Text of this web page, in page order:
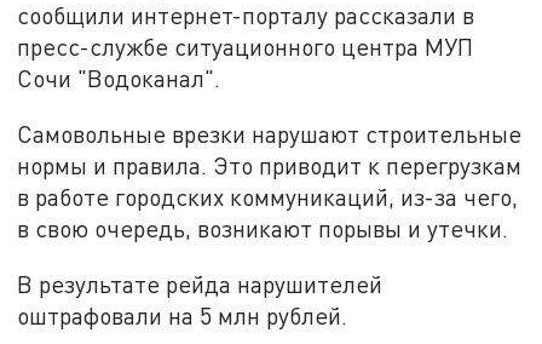
сообщили интернет-порталу рассказали в
пресс-службе ситуационного центра МУП
Сочи "Водоканал".
Самовольные врезки нарушают строительные
нормы и правила. Это приводит к перегрузкам
в работе городских коммуникаций, из-за чего,
в свою очередь, возникают порывы и утечки.
В результате рейда нарушителей
оштрафовали на 5 млн рублей.